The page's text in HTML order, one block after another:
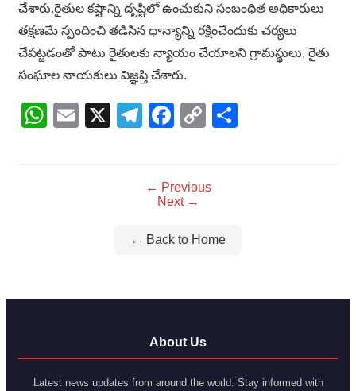
చేశారు.రైతుల కష్టాన్ని దృష్టిలో ఉంచుకుని సంబంధిత అధికారులు
తక్షణమే స్పందించి తడిసిన ధాన్యాన్ని రక్షించేందుకు చర్యలు
చేపట్టడంతో పాటు రైతులకు న్యాయం చేయాలని గ్రామస్థులు, రైతు
సంఘాల నాయకులు విజ్ఞప్తి చేశారు.
WhatsApp
Email
X Telegram
Facebook
Copy
← Previous
Next →
← Back to Home
About Us
Latest news updates from around the world. Stay informed with